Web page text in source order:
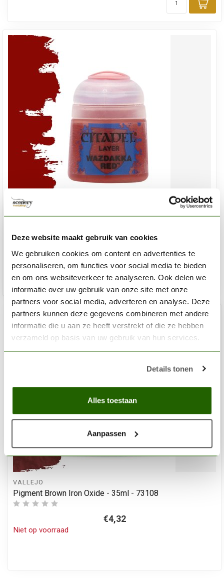
Deze website maakt gebruik van cookies
We gebruiken cookies om content en advertenties te
personaliseren, om functies voor social media te bieden
en om ons websiteverkeer te analyseren. Ook delen we
informatie over uw gebruik van onze site met onze
partners voor social media, adverteren en analyse. Deze
partners kunnen deze gegevens combineren met andere
informatie die u aan ze heeft verstrekt of die ze hebben
verzameld op basis van uw gebruik van hun services.
Details tonen
Alles toestaan
Aanpassen
CITADEL
Wazdakka Red - Layer Paint - 12ml - 22-07
Op voorraad
VALLEJO
Pigment Brown Iron Oxide - 35ml - 73108
€4,32
Niet op voorraad